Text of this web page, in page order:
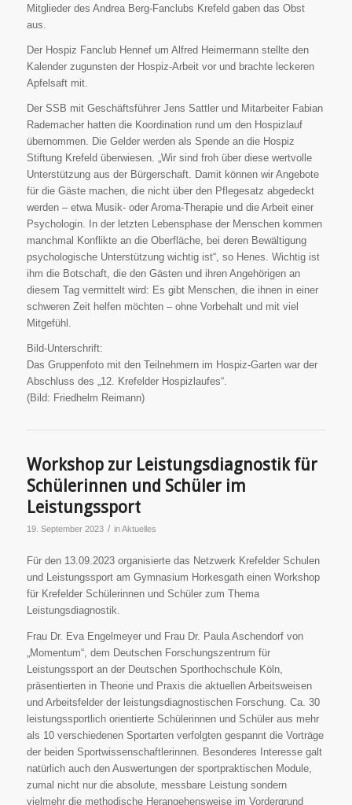
Mitglieder des Andrea Berg-Fanclubs Krefeld gaben das Obst
aus.
Der Hospiz Fanclub Hennef um Alfred Heimermann stellte den
Kalender zugunsten der Hospiz-Arbeit vor und brachte leckeren
Apfelsaft mit.
Der SSB mit Geschäftsführer Jens Sattler und Mitarbeiter Fabian
Rademacher hatten die Koordination rund um den Hospizlauf
übernommen. Die Gelder werden als Spende an die Hospiz
Stiftung Krefeld überwiesen. „Wir sind froh über diese wertvolle
Unterstützung aus der Bürgerschaft. Damit können wir Angebote
für die Gäste machen, die nicht über den Pflegesatz abgedeckt
werden – etwa Musik- oder Aroma-Therapie und die Arbeit einer
Psychologin. In der letzten Lebensphase der Menschen kommen
manchmal Konflikte an die Oberfläche, bei deren Bewältigung
psychologische Unterstützung wichtig ist“, so Henes. Wichtig ist
ihm die Botschaft, die den Gästen und ihren Angehörigen an
diesem Tag vermittelt wird: Es gibt Menschen, die ihnen in einer
schweren Zeit helfen möchten – ohne Vorbehalt und mit viel
Mitgefühl.
Bild-Unterschrift:
Das Gruppenfoto mit den Teilnehmern im Hospiz-Garten war der
Abschluss des „12. Krefelder Hospizlaufes“.
(Bild: Friedhelm Reimann)
Workshop zur Leistungsdiagnostik für
Schülerinnen und Schüler im
Leistungssport
19. September 2023 / inAktuelles
Für den 13.09.2023 organisierte das Netzwerk Krefelder Schulen
und Leistungssport am Gymnasium Horkesgath einen Workshop
für Krefelder Schülerinnen und Schüler zum Thema
Leistungsdiagnostik.
Frau Dr. Eva Engelmeyer und Frau Dr. Paula Aschendorf von
„Momentum“, dem Deutschen Forschungszentrum für
Leistungssport an der Deutschen Sporthochschule Köln,
präsentierten in Theorie und Praxis die aktuellen Arbeitsweisen
und Arbeitsfelder der leistungsdiagnostischen Forschung. Ca. 30
leistungssportlich orientierte Schülerinnen und Schüler aus mehr
als 10 verschiedenen Sportarten verfolgten gespannt die Vorträge
der beiden Sportwissenschaftlerinnen. Besonderes Interesse galt
natürlich auch den Auswertungen der sportpraktischen Module,
zumal nicht nur die absolute, messbare Leistung sondern
vielmehr die methodische Herangehensweise im Vordergrund